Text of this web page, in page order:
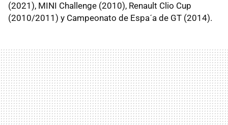
(2021), MINI Challenge (2010), Renault Clio Cup
(2010/2011) y Campeonato de Espa´a de GT (2014).